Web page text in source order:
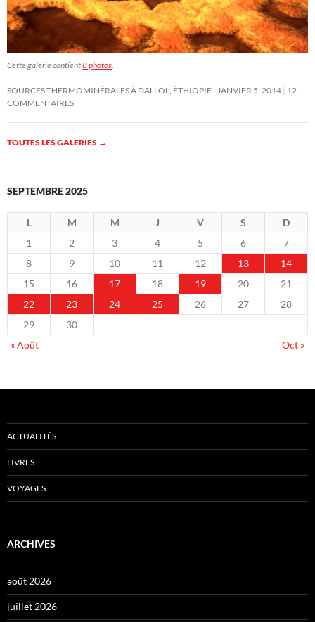
Cette galerie contient8 photos
SOURCES THERMOMINÉRALES À DALLOL, ÉTHIOPIE JANVIER 5, 2014 12
COMMENTAIRES
TOUTES LES GALERIES →
SEPTEMBRE 2025
L M M J V S
D
1
2 3 4 5 6
7
8
9 10 11 12 13
14
15
16 17 18 19 20
21
22
23 24 25 26 27
28
29
30
« Août
Oct »
ACTUALITÉS
LIVRES
VOYAGES
ARCHIVES
août 2026
juillet 2026